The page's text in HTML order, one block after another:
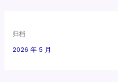
归档
2026 年 5 月